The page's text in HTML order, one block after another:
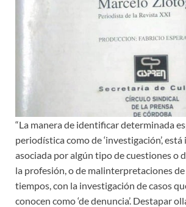
“La manera de identificar determinada
periodística como de ‘investigación’,
asociada por algún tipo de cuestiones o
la profesión, o de malinterpretaciones
tiempos, con la investigación de casos
conocen como ‘de denuncia’. Destapar